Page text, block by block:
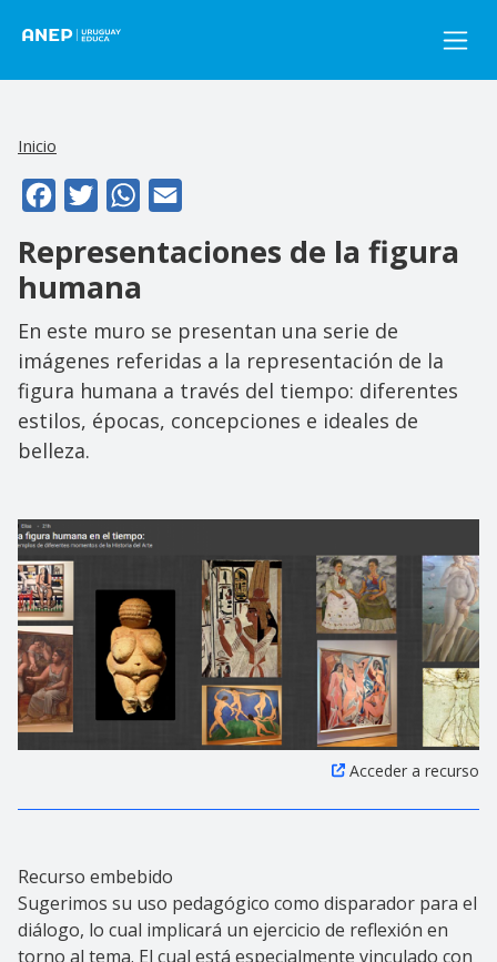
Inicio
FacebookTwitterWhatsApp
Representaciones de la figura
humana
En este muro se presentan una serie de
imágenes referidas a la representación de la
figura humana a través del tiempo: diferentes
estilos, épocas, concepciones e ideales de
belleza.
Acceder a recurso
Recurso embebido
Sugerimos su uso pedagógico como disparador para el
diálogo, lo cual implicará un ejercicio de reflexión en
torno al tema. El cual está especialmente vinculado con